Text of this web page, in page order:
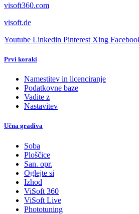
visoft360.com
visoft.de
Youtube Linkedin Pinterest Xing
Prvi koraki
Namestitev in licenciranje
Podatkovne baze
Vadite z
Nastavitev
Učna gradiva
Soba
Ploščice
San. opr.
Oglejte si
Izhod
ViSoft 360
ViSoft Live
Phototuning